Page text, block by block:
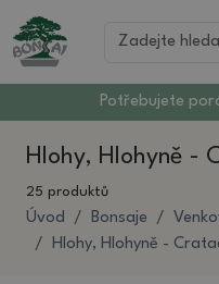
Potřebujete
Hlohy, Hlohyně -
25 produktů
Úvod Bonsaje
Hlohy, Hlohyně -